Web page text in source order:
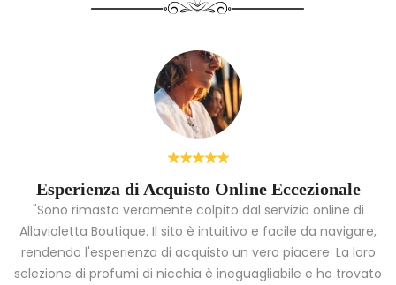
Esperienza di Acquisto Online Eccezionale
"Sono rimasto veramente colpito dal servizio online di
Allavioletta Boutique. Il sito è intuitivo e facile da navigare,
rendendo l'esperienza di acquisto un vero piacere. La loro
selezione di profumi di nicchia è ineguagliabile e ho trovato